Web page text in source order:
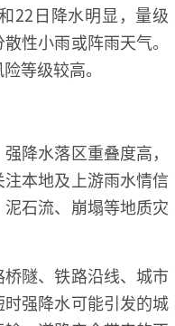
22日降水明显，量级
性小雨或阵雨天气。
等级较高。
降水落区重叠度高，
本地及上游雨水情信
石流、崩塌等地质灾
隧、铁路沿线、城市
强降水可能引发的城